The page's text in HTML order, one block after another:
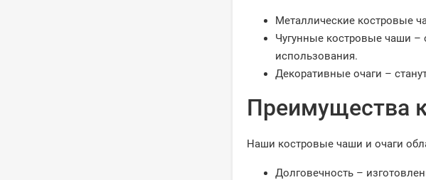
Металлические костровые
Чугунные костровые чаши –
использования.
Декоративные очаги –
Преимущества
Наши костровые чаши и очаги
Долговечность –